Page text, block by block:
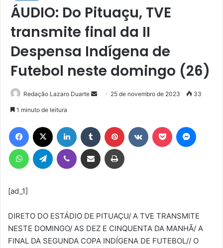
ÁUDIO: Do Pituaçu, TVE
transmite final da II
Despensa Indígena de
Futebol neste domingo (26)
Redação Lazaro Duarte
Mande
mail
25 de novembro de 2023 33
1 minuto de leitura
Facebook Linkedin Tumblr Pinterest Pocket
WhatsAppTelegram Viber Compartilhar via e-mail Imprimir
[ad_1]
DIRETO DO ESTÁDIO DE PITUAÇU/ A TVE TRANSMITE
NESTE DOMINGO/ AS DEZ E CINQUENTA DA MANHÃ/ A
FINAL DA SEGUNDA COPA INDÍGENA DE FUTEBOL// O